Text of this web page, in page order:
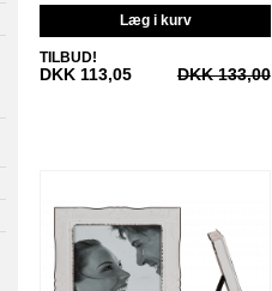
Læg i kurv
TILBUD!
DKK 113,05 DKK 133,00